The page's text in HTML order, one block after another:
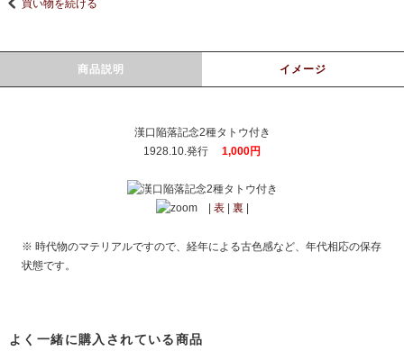
買い物を続ける
商品説明 イメージ
漢口陥落記念2種タトウ付き
1928.10.発行 1,000円
| 表| 裏|
※ 時代物のマテリアルですので、経年による古色感など、年代相応の保存
状態です。
よく一緒に購入されている商品